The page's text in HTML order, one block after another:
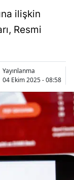
Balıkesir
Bingöl
ilişkin
Resmi
Yayınlanma
04 Ekim 2025 - 08:58